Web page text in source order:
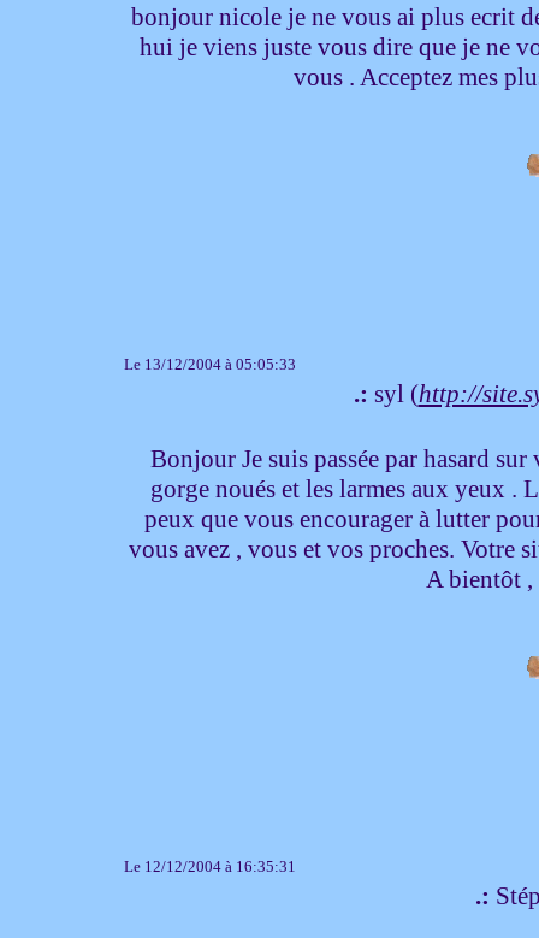
bonjour nicole je ne vous ai plus ecrit
hui je viens juste vous dire que je ne
vous . Acceptez mes
Le 13/12/2004 à 05:05:33
.: syl (http://
Bonjour Je suis passée par hasard
gorge noués et les larmes aux yeux .
peux que vous encourager à lutter
vous avez , vous et vos proches. Votre
A bientôt ,
Le 12/12/2004 à 16:35:31
.: